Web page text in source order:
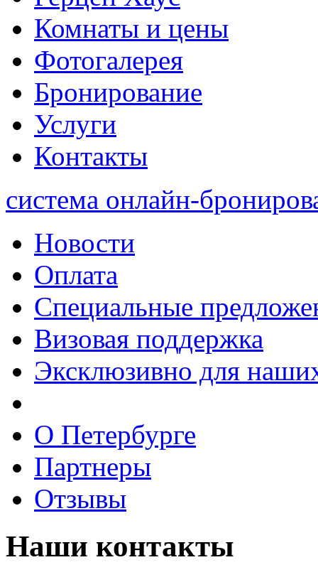
Комнаты и цены
Фотогалерея
Бронирование
Услуги
Контакты
система онлайн-
Новости
Оплата
Специальные
Визовая поддержка
Эксклюзивно для
О Петербурге
Партнеры
Отзывы
Наши контакты